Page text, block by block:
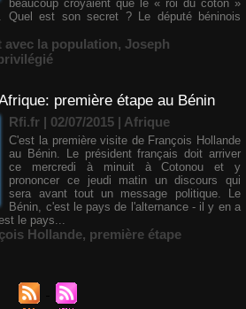
beaucoup croyaient que le « roi du coton »
Quel est son secret ? Le député béninois
avec la population, Joseph
première étape au Bénin
Rfi.fr | 02/07/2015 | Afrique
C'est la première visite de François Hollande
au Bénin. Le président français doit arriver
ce mercredi à minuit à Cotonou et y
prononcer ce jeudi matin un discours qui
sera avant tout un message politique. Le
Bénin, c'est le pays de l'alternance - il y en a
le pays...
Hollande, première étape